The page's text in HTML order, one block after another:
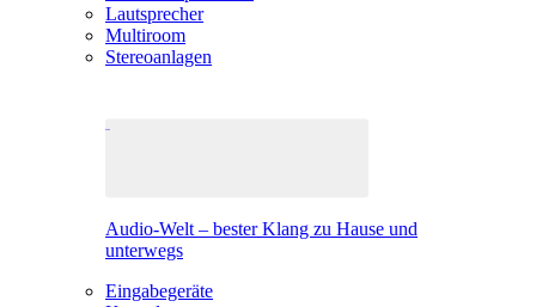
Lautsprecher
Multiroom
Stereoanlagen
Audio-Welt – bester Klang zu Hause und
unterwegs
Eingabegeräte